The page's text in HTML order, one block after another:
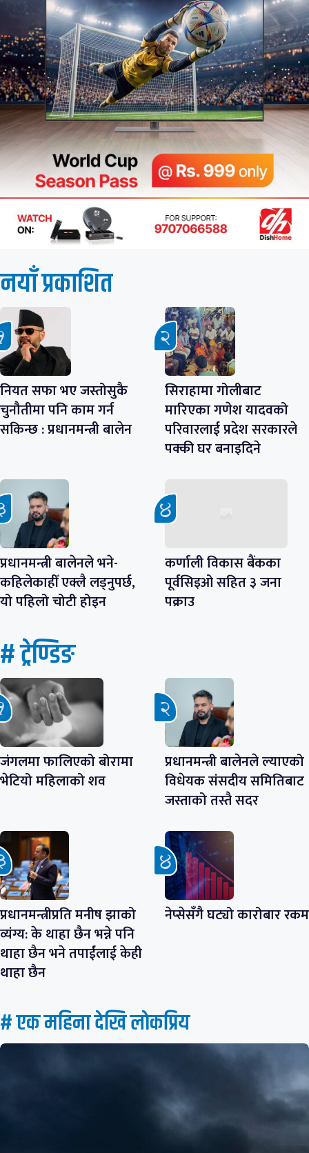
नयाँ प्रकाशित
नियत सफा भए जस्तोसुकै
चुनौतीमा पनि काम गर्न
सकिन्छ : प्रधानमन्त्री बालेन
सिराहामा गोलीबाट
मारिएका गणेश यादवको
परिवारलाई प्रदेश सरकारले
पक्की घर बनाइदिने
प्रधानमन्त्री बालेनले भने-
कहिलेकाहीँ एक्लै लड्नुपर्छ,
यो पहिलो चोटी होइन
कर्णाली विकास बैंकका
पूर्वसिइओ सहित ३ जना
पक्राउ
# ट्रेण्डिङ
जंगलमा फालिएको बोरामा
भेटियो महिलाको शव
प्रधानमन्त्री बालेनले ल्याएको
विधेयक संसदीय समितिबाट
जस्ताको तस्तै सदर
प्रधानमन्त्रीप्रति मनीष झाको
व्यंग्य: के थाहा छैन भन्ने पनि
थाहा छैन भने तपाईंलाई केही
थाहा छैन
नेप्सेसँगै घट्यो कारोबार रकम
# एक महिना देखि लाेकप्रिय